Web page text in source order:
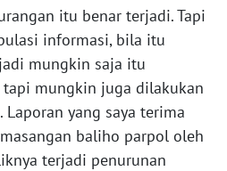
itu benar terjadi. Tapi
informasi, bila itu
mungkin saja itu
mungkin juga dilakukan
yang saya terima
baliho parpol oleh
terjadi penurunan